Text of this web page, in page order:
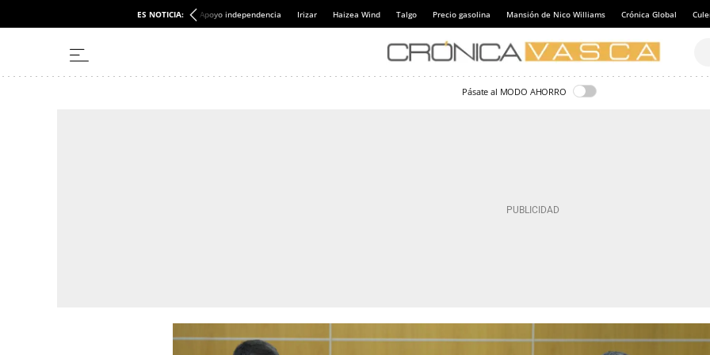
ES NOTICIA: Apoyo independencia Irizar Haizea Wind Talgo Precio gasolina Mansión de Nico Williams Crónica Global
Pásate al MODO AHORRO